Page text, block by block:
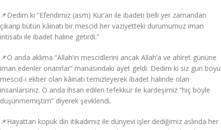
📌Dedim ki “Efendimiz (asm) Kur’an ile ibadeti belli yer zamandan
çıkarıp bütün kâinatı bir mescid her vaziyetteki durumumuz iman
intisabı ile ibadet haline getirdi.”
📌O anda aklıma “Allah’ın mescidlerini ancak Allah’a ve ahiret gününe
iman edenler onarırlar” manasındaki ayet geldi. Dedim ki siz gün boyu
mescid-i ekber olan kâinatı temizleyerek ibadet halinde olan
insanlarsınız. O anda ihsan edilen tefekkür ile kardeşimiz “hiç böyle
düşünmemiştim” diyerek şevklendi.
📌Hayattan kopuk din itikadımız ile dünyevi işler dediğimiz aslında her